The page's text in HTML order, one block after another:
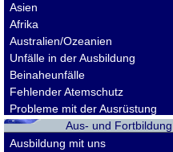
Asien
Afrika
Australien/Ozeanien
Unfälle in der Ausbildung
Beinaheunfälle
Fehlender Atemschutz
Probleme mit der Ausrüstung
Aus- und Fortbildung
Ausbildung mit uns